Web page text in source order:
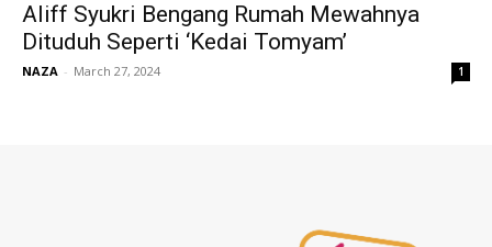
Aliff Syukri Bengang Rumah Mewahnya
Dituduh Seperti ‘Kedai Tomyam’
NAZA - March 27, 2024 1